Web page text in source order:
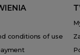
conditions of use